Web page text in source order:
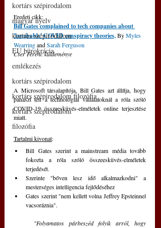
kortárs szépirodalom
magyar nyelv
kortárs szépirodalom
EU bürokrácia
emlékezés
kortárs szépirodalom
kortárs szépirodalom filozófia
kortárs szépirodalom
filozófia
Eredeti cikk:
Bill Gates complained to tech companies about
'laughable' COVID conspiracy theories, By Myles
Wearring and Sarah Ferguson
Cser Ferenc küldeménye
A Microsoft társalapítója, Bill Gates azt állítja, hogy
panaszt tett a technológiai vállalatoknál a róla szóló
COVID-19 összeesküvés-elméletek online terjesztése
miatt.
Tartalmi kivonat:
Bill Gates szerint a mainstream média tovább
fokozta a róla szóló összeesküvés-elméletek
terjedését.
Szerinte "bőven lesz idő alkalmazkodni" a
mesterséges intelligencia fejlődéséhez
Gates szerint "nem kellett volna Jeffrey Epsteinnel
vacsoráznia".
"Folyamatos párbeszéd folyik arról, hogy